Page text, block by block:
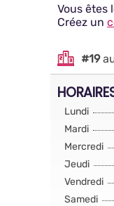
Vous êtes
Créez un
#19
Lundi
Mardi
Mercredi
Jeudi
Vendredi
Samedi